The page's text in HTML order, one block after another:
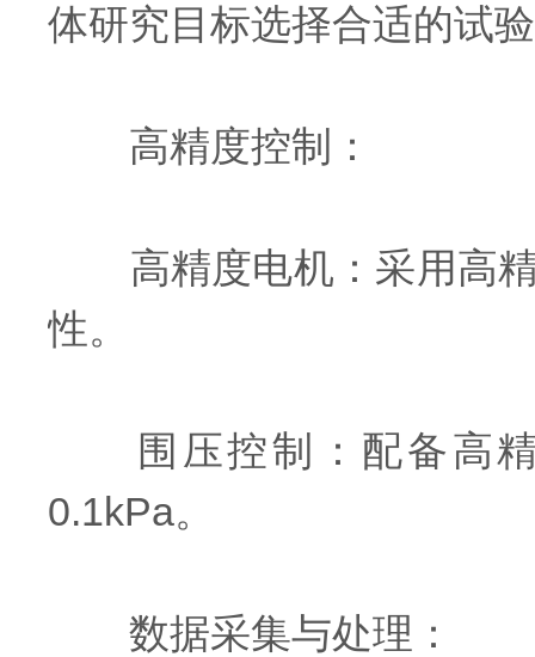
体研究目标选择合适的试
高精度控制：
高精度电机：采用高精
性。
围压控制：配备高精
0.1kPa。
数据采集与处理：